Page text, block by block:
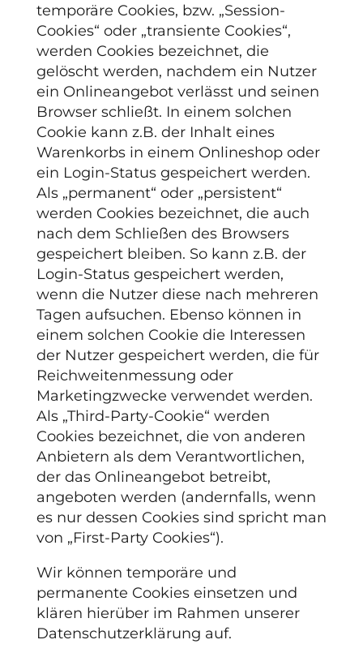
temporäre Cookies, bzw. „Session-
Cookies“ oder „transiente Cookies“,
werden Cookies bezeichnet, die
gelöscht werden, nachdem ein Nutzer
ein Onlineangebot verlässt und seinen
Browser schließt. In einem solchen
Cookie kann z.B. der Inhalt eines
Warenkorbs in einem Onlineshop oder
ein Login-Status gespeichert werden.
Als „permanent“ oder „persistent“
werden Cookies bezeichnet, die auch
nach dem Schließen des Browsers
gespeichert bleiben. So kann z.B. der
Login-Status gespeichert werden,
wenn die Nutzer diese nach mehreren
Tagen aufsuchen. Ebenso können in
einem solchen Cookie die Interessen
der Nutzer gespeichert werden, die für
Reichweitenmessung oder
Marketingzwecke verwendet werden.
Als „Third-Party-Cookie“ werden
Cookies bezeichnet, die von anderen
Anbietern als dem Verantwortlichen,
der das Onlineangebot betreibt,
angeboten werden (andernfalls, wenn
es nur dessen Cookies sind spricht man
von „First-Party Cookies“).
Wir können temporäre und
permanente Cookies einsetzen und
klären hierüber im Rahmen unserer
Datenschutzerklärung auf.